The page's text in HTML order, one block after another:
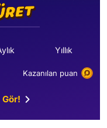
Yıllık
Kazanılan puan